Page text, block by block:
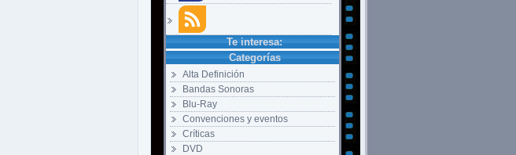
Te interesa:
Categorías
Alta Definición
Bandas Sonoras
Blu-Ray
Convenciones y eventos
Críticas
DVD